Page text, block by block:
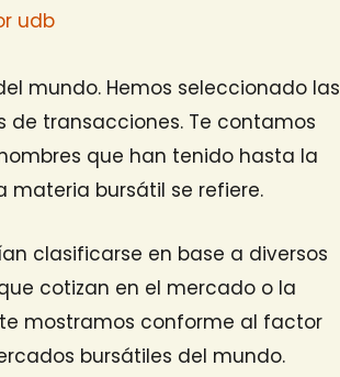
udb
mundo. Hemos seleccionado las
de transacciones. Te contamos
que han tenido hasta la
materia bursátil se refiere.
clasificarse en base a diversos
cotizan en el mercado o la
mostramos conforme al factor
bursátiles del mundo.